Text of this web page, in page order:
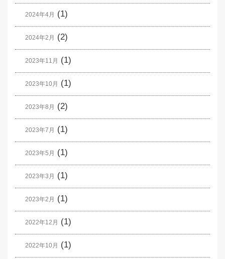
2024年4月 (1)
2024年2月 (2)
2023年11月 (1)
2023年10月 (1)
2023年8月 (2)
2023年7月 (1)
2023年5月 (1)
2023年3月 (1)
2023年2月 (1)
2022年12月 (1)
2022年10月 (1)